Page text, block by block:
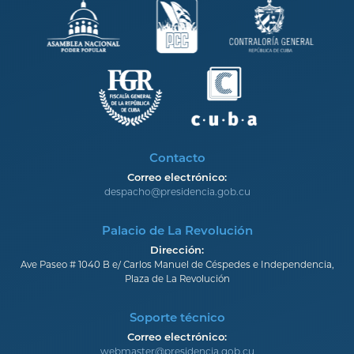
Contacto
Correo electrónico:
despacho@presidencia.gob.cu
Palacio de La Revolución
Dirección:
Ave Paseo # 1040 B e/ Carlos Manuel de Céspedes e Independencia,
Plaza de La Revolución
Soporte técnico
Correo electrónico:
webmaster@presidencia.gob.cu